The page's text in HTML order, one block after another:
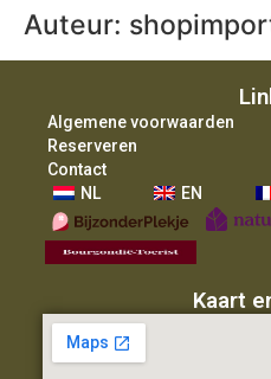
Auteur:
Algemene voorwaarden
Reserveren
Contact
NL
EN
Kaart